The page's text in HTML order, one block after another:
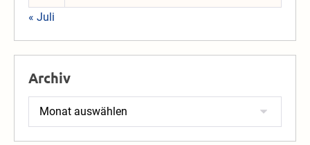
« Juli
Archiv
Archiv